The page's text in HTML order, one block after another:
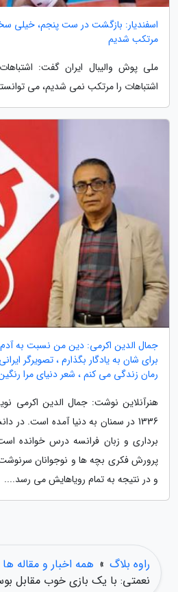
اسفندیار: بازگشت در ست پنجم، خیلی
مرتکب شدیم
ملی پوش والیبال ایران گفت:
اشتباهات را مرتکب نمی شدیم، می
جمال الدین اکرمی: دین من نسبت به
برای شان به یادگار بگذارم ، تصویرگر
رمان زندگی می کنم ، شعر دنیای مرا
هنرآنلاین نوشت: جمال الدین اکرمی
1336 در سمنان به دنیا آمده است. در
برداری و زبان فرانسه درس خوانده
پرورش فکری بچه ها و نوجوانان
و در نتیجه به تمام رویاهایش می رسد....
راوه بلاگ » همه اخبار و مقاله ها
نعمتی: با یک بازی خوب مقابل